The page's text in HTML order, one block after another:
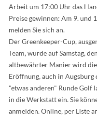
Arbeit um 17:00 Uhr das
Preise gewinnen: Am 9. und
melden Sie sich an.
Der Greenkeeper-Cup,
Team, wurde auf Samstag,
altbewährter Manier wird
Eröffnung, auch in Augsburg
"etwas anderen" Runde Golf
in die Werkstatt ein. Sie
anmelden. Online, per Liste